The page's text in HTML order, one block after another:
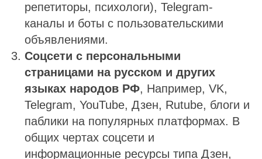
репетиторы, психологи), Telegram-
каналы и боты с пользовательскими
объявлениями.
Соцсети с персональными
страницами на русском и других
языках народов РФ, Например, VK,
Telegram, YouTube, Дзен, Rutube, блоги и
паблики на популярных платформах. В
общих чертах соцсети и
информационные ресурсы типа Дзен,